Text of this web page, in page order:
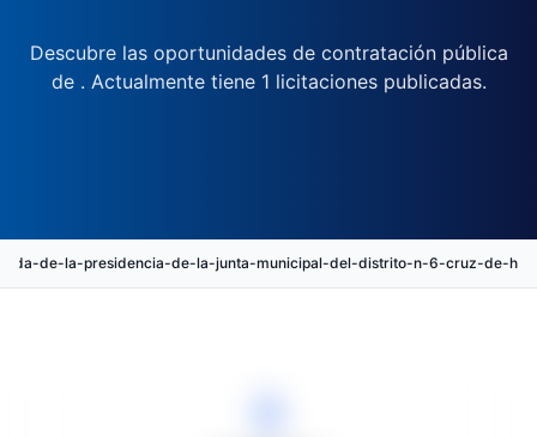
Descubre las oportunidades de contratación pública
de . Actualmente tiene 1 licitaciones publicadas.
de-la-presidencia-de-la-junta-municipal-del-distrito-n-6-cruz-de-